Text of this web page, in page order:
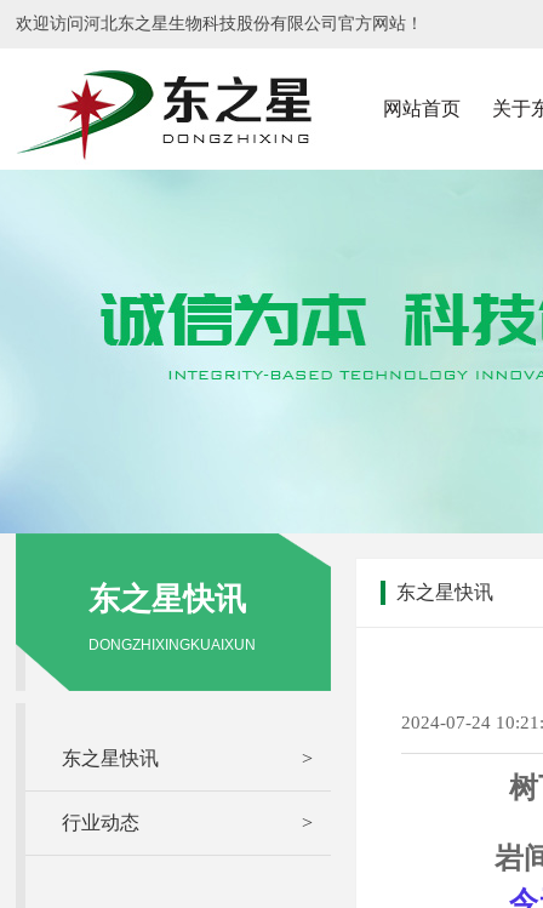
欢迎访问河北东之星生物科技股份有限公司官方网站！
网站首页 关于
东之星快讯
DONGZHIXINGKUAIXUN
东之星快讯 >
行业动态 >
东之星快讯
2024-07-24
岩